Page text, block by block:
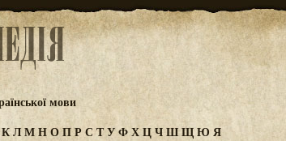
мови
КЛМНОПРС ТУФХЦЧШЩЮ Я